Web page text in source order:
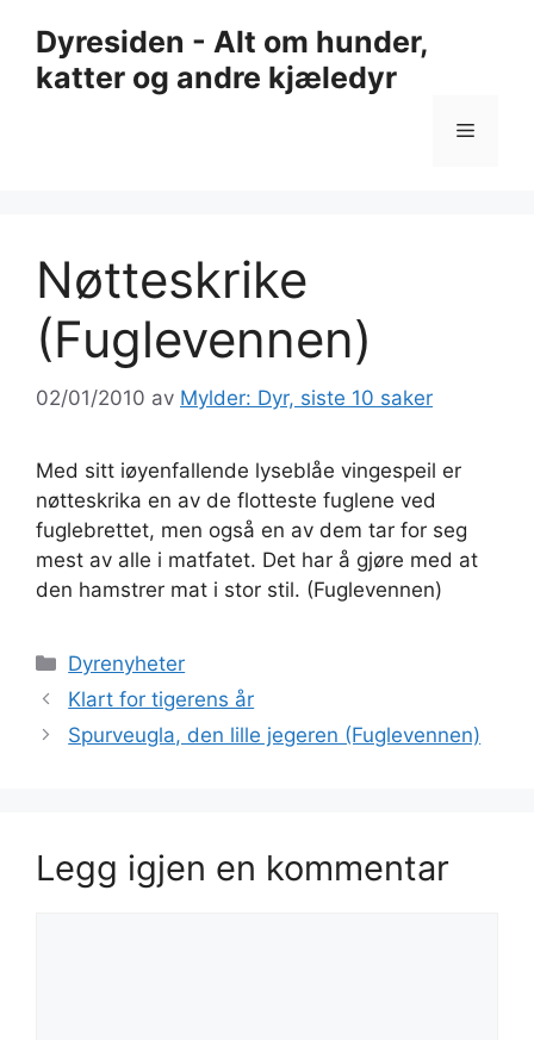
innhold
Dyresiden - Alt om hunder,
katter og andre kjæledyr
Meny
Nøtteskrike
(Fuglevennen)
02/01/2010 av Mylder: Dyr, siste 10 saker
Med sitt iøyenfallende lyseblåe vingespeil er
nøtteskrika en av de flotteste fuglene ved
fuglebrettet, men også en av dem tar for seg
mest av alle i matfatet. Det har å gjøre med at
den hamstrer mat i stor stil. (Fuglevennen)
Kategorier
Dyrenyheter
Klart for tigerens år
Spurveugla, den lille jegeren (Fuglevennen)
Legg igjen en kommentar